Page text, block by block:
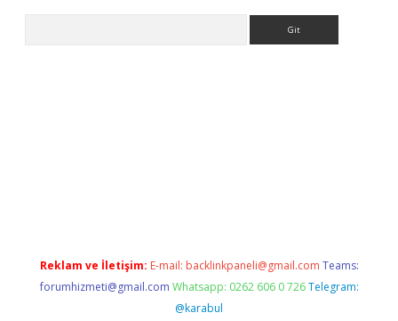
Reklam ve İletişim: E-mail: backlinkpaneli@gmail.com Teams:
forumhizmeti@gmail.com Whatsapp: 0262 606 0 726 Telegram:
@karabul